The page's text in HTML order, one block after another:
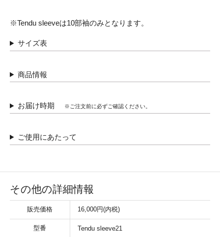
※Tendu sleeveは10部袖のみとなります。
サイズ表
商品情報
お届け時期 ※ご注文前に必ずご確認ください。
ご使用にあたって
その他の詳細情報
販売価格 16,000円(内税)
型番 Tendu sleeve21